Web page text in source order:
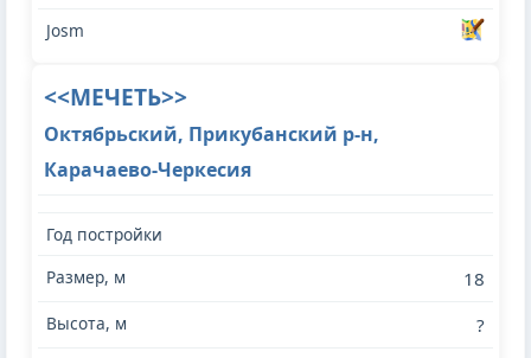
<<МЕЧЕТЬ>>
Октябрьский, Прикубанский р-н,
Карачаево-Черкесия
18
?